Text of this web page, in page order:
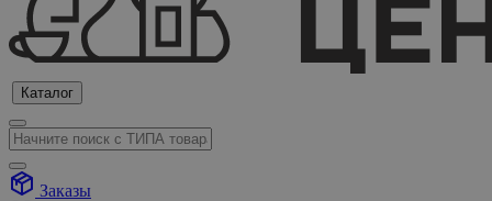
Каталог
Заказы